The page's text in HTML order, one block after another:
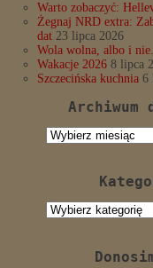
Warto zobaczyć:
Żegnaj NRD extra:
dat 23 lipca 2026
Wola wolna, albo i
Wakacje 2026 8 lipca
Szczecińska kuchnia 6
Archiwum
Archiwum
Kategorie